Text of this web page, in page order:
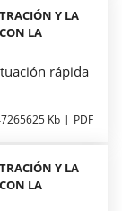
Y LA
LA
rápida
Kb PDF
Y LA
LA